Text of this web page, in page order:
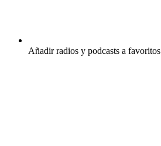
Añadir radios y podcasts a favoritos